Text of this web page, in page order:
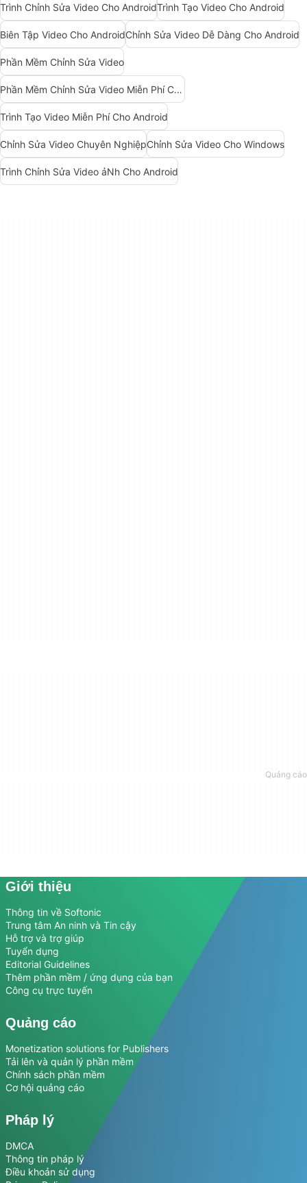
Trình Chỉnh Sửa Video Cho AndroidTrình Tạo Video Cho Android
Biên Tập Video Cho AndroidChỉnh Sửa Video Dễ Dàng Cho Android
Phần Mềm Chỉnh Sửa Video
Phần Mềm Chỉnh Sửa Video Miễn Phí Cho Android
Trình Tạo Video Miễn Phí Cho Android
Chỉnh Sửa Video Chuyên NghiệpChỉnh Sửa Video Cho Windows
Trình Chỉnh Sửa Video ảNh Cho Android
Giới thiệu
Thông tin về Softonic
Trung tâm An ninh và Tin cậy
Hỗ trợ và trợ giúp
Tuyển dụng
Editorial Guidelines
Thêm phần mềm / ứng dụng của bạn
Công cụ trực tuyến
Quảng cáo
Monetization solutions for Publishers
Tải lên và quản lý phần mềm
Chính sách phần mềm
Cơ hội quảng cáo
Pháp lý
DMCA
Thông tin pháp lý
Điều khoản sử dụng